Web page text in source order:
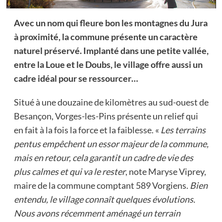
Avec un nom qui fleure bon les montagnes du Jura
à proximité, la commune présente un caractère
naturel préservé. Implanté dans une petite vallée,
entre la Loue et le Doubs, le village offre aussi un
cadre idéal pour se ressourcer…
Situé à une douzaine de kilomètres au sud-ouest de
Besançon, Vorges-les-Pins présente un relief qui
en fait à la fois la force et la faiblesse. « Les terrains
pentus empêchent un essor majeur de la commune,
mais en retour, cela garantit un cadre de vie des
plus calmes et qui va le rester, note Maryse Viprey,
maire de la commune comptant 589 Vorgiens. Bien
entendu, le village connaît quelques évolutions.
Nous avons récemment aménagé un terrain